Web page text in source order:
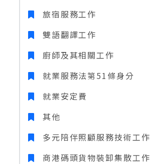
旅宿服務工作
雙語翻譯工作
廚師及其相關工作
就業服務法第51條身分
就業安定費
其他
多元陪伴照顧服務技術工作
商港碼頭貨物裝卸集散工作